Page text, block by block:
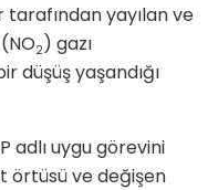
yayılan ve
2) gazı
düşüş yaşandığı
adlı uygu görevini
örtüsü ve değişen